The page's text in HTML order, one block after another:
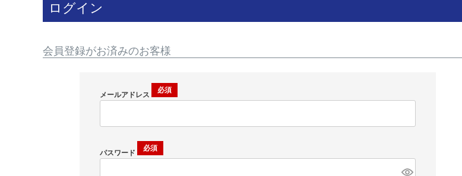
ログイン
会員登録がお済みのお客様
メールアドレス
パスワード